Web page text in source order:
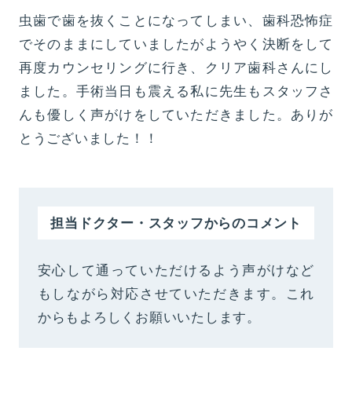
虫歯で歯を抜くことになってしまい、歯科恐怖症
でそのままにしていましたがようやく決断をして
再度カウンセリングに行き、クリア歯科さんにし
ました。手術当日も震える私に先生もスタッフさ
んも優しく声がけをしていただきました。ありが
とうございました！！
担当ドクター・スタッフからのコメント
安心して通っていただけるよう声がけなど
もしながら対応させていただきます。これ
からもよろしくお願いいたします。